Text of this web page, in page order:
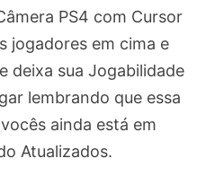
PS4 com Cursor
jogadores em cima e
deixa sua Jogabilidade
lembrando que essa
ainda está em
Atualizados.